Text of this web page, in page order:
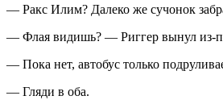
— Ракс Илим? Далеко же сучонок
— Флая видишь? — Риггер вынул из-
— Пока нет, автобус только
— Гляди в оба.